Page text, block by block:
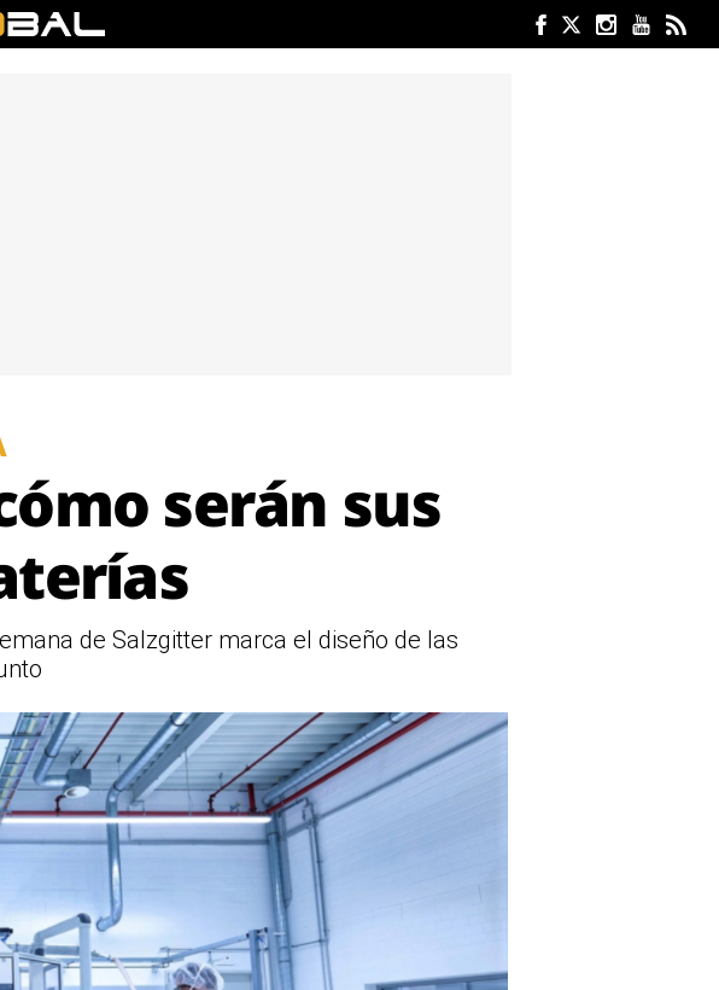
serán sus
de Salzgitter marca el diseño de las